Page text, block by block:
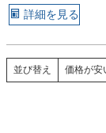
詳細を見る
並び替え 価格が安